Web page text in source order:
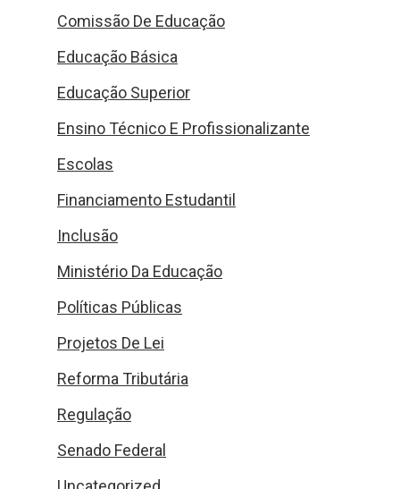
Comissão De Educação
Educação Básica
Educação Superior
Ensino Técnico E Profissionalizante
Escolas
Financiamento Estudantil
Inclusão
Ministério Da Educação
Políticas Públicas
Projetos De Lei
Reforma Tributária
Regulação
Senado Federal